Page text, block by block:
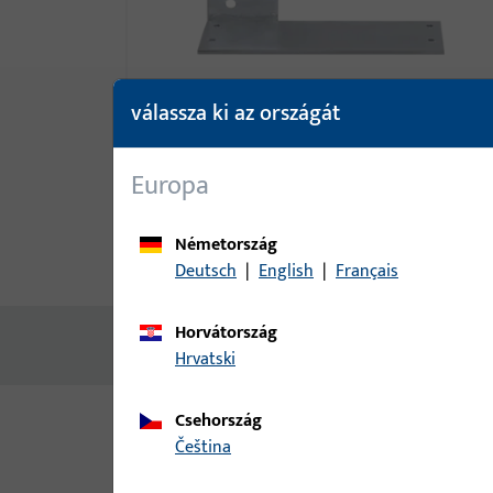
termékleírás
műszaki adatok
Nincs elérhető tartalom
Változatok
válassza ki az országát
Europa
Németország
Deutsch | English | Français
Horvátország
Hrvatski
Csehország
čeština